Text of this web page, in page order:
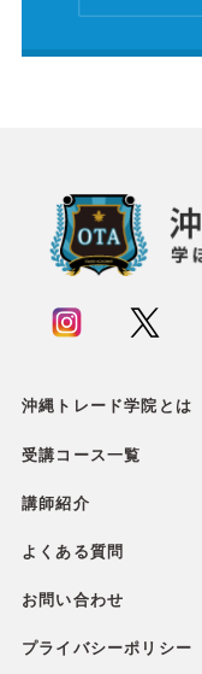
沖縄トレード学院とは
受講コース一覧
講師紹介
よくある質問
お問い合わせ
プライバシーポリシー